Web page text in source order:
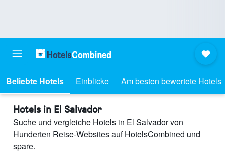
Beliebte Hotels Einblicke Am besten bewertete Hotels
Hotels in El Salvador
Suche und vergleiche Hotels in El Salvador von
Hunderten Reise-Websites auf HotelsCombined und
spare.